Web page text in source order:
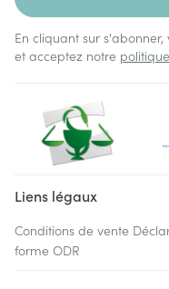
En cliquant sur
et acceptez notre
Liens légaux
Conditions de vente
forme ODR